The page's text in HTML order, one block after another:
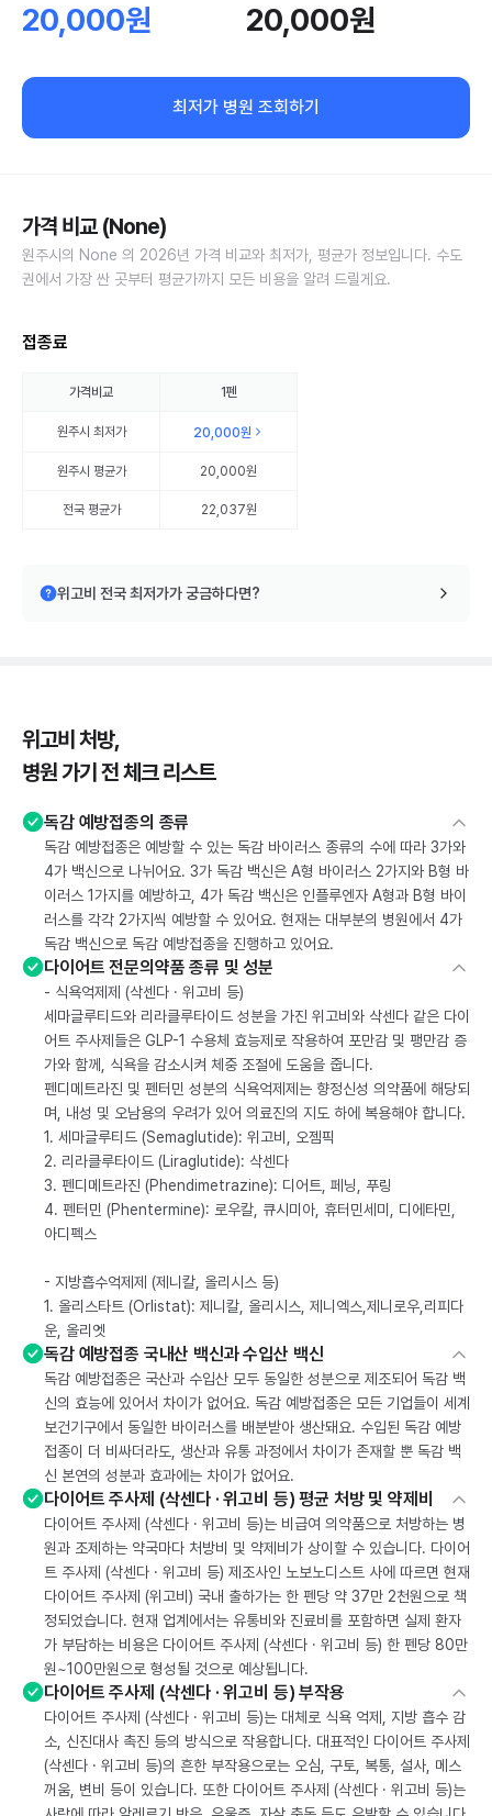
20,000원 20,000원
최저가 병원 조회하기
가격 비교 (None)
원주시의 None 의 2026년 가격 비교와 최저가, 평균가 정보입니다. 수도
권에서 가장 싼 곳부터 평균가까지 모든 비용을 알려 드릴게요.
접종료
가격비교 1펜
원주시 최저가 20,000원
원주시 평균가 20,000원
전국 평균가 22,037원
위고비 전국 최저가가 궁금하다면?
위고비 처방,
병원 가기 전 체크 리스트
독감 예방접종의 종류
독감 예방접종은 예방할 수 있는 독감 바이러스 종류의 수에 따라 3가와
4가 백신으로 나뉘어요. 3가 독감 백신은 A형 바이러스 2가지와 B형 바
이러스 1가지를 예방하고, 4가 독감 백신은 인플루엔자 A형과 B형 바이
러스를 각각 2가지씩 예방할 수 있어요. 현재는 대부분의 병원에서 4가
독감 백신으로 독감 예방접종을 진행하고 있어요.
다이어트 전문의약품 종류 및 성분
- 식욕억제제 (삭센다 · 위고비 등)
세마글루티드와 리라클루타이드 성분을 가진 위고비와 삭센다 같은 다이
어트 주사제들은 GLP-1 수용체 효능제로 작용하여 포만감 및 팽만감 증
가와 함께, 식욕을 감소시켜 체중 조절에 도움을 줍니다.
펜디메트라진 및 펜터민 성분의 식욕억제제는 향정신성 의약품에 해당되
며, 내성 및 오남용의 우려가 있어 의료진의 지도 하에 복용해야 합니다.
1. 세마글루티드 (Semaglutide): 위고비, 오젬픽
2. 리라클루타이드 (Liraglutide): 삭센다
3. 펜디메트라진 (Phendimetrazine): 디어트, 페닝, 푸링
4. 펜터민 (Phentermine): 로우칼, 큐시미아, 휴터민세미, 디에타민,
아디펙스
- 지방흡수억제제 (제니칼, 올리시스 등)
1. 올리스타트 (Orlistat): 제니칼, 올리시스, 제니엑스,제니로우,리피다
운, 올리엣
독감 예방접종 국내산 백신과 수입산 백신
독감 예방접종은 국산과 수입산 모두 동일한 성분으로 제조되어 독감 백
신의 효능에 있어서 차이가 없어요. 독감 예방접종은 모든 기업들이 세계
보건기구에서 동일한 바이러스를 배분받아 생산돼요. 수입된 독감 예방
접종이 더 비싸더라도, 생산과 유통 과정에서 차이가 존재할 뿐 독감 백
신 본연의 성분과 효과에는 차이가 없어요.
다이어트 주사제 (삭센다 · 위고비 등) 평균 처방 및 약제비
다이어트 주사제 (삭센다 · 위고비 등)는 비급여 의약품으로 처방하는 병
원과 조제하는 약국마다 처방비 및 약제비가 상이할 수 있습니다. 다이어
트 주사제 (삭센다 · 위고비 등) 제조사인 노보노디스트 사에 따르면 현재
다이어트 주사제 (위고비) 국내 출하가는 한 펜당 약 37만 2천원으로 책
정되었습니다. 현재 업계에서는 유통비와 진료비를 포함하면 실제 환자
가 부담하는 비용은 다이어트 주사제 (삭센다 · 위고비 등) 한 펜당 80만
원~100만원으로 형성될 것으로 예상됩니다.
다이어트 주사제 (삭센다 · 위고비 등) 부작용
다이어트 주사제 (삭센다 · 위고비 등)는 대체로 식욕 억제, 지방 흡수 감
소, 신진대사 촉진 등의 방식으로 작용합니다. 대표적인 다이어트 주사제
(삭센다 · 위고비 등)의 흔한 부작용으로는 오심, 구토, 복통, 설사, 메스
꺼움, 변비 등이 있습니다. 또한 다이어트 주사제 (삭센다 · 위고비 등)는